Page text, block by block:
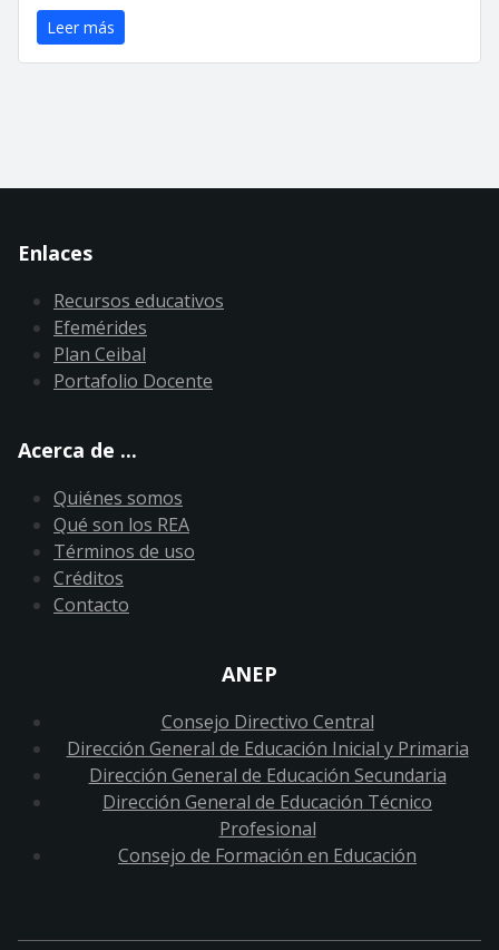
Leer más
Enlaces
Recursos educativos
Efemérides
Plan Ceibal
Portafolio Docente
Acerca de ...
Quiénes somos
Qué son los REA
Términos de uso
Créditos
Contacto
ANEP
Consejo Directivo Central
Dirección General de Educación Inicial y Primaria
Dirección General de Educación Secundaria
Dirección General de Educación Técnico
Profesional
Consejo de Formación en Educación